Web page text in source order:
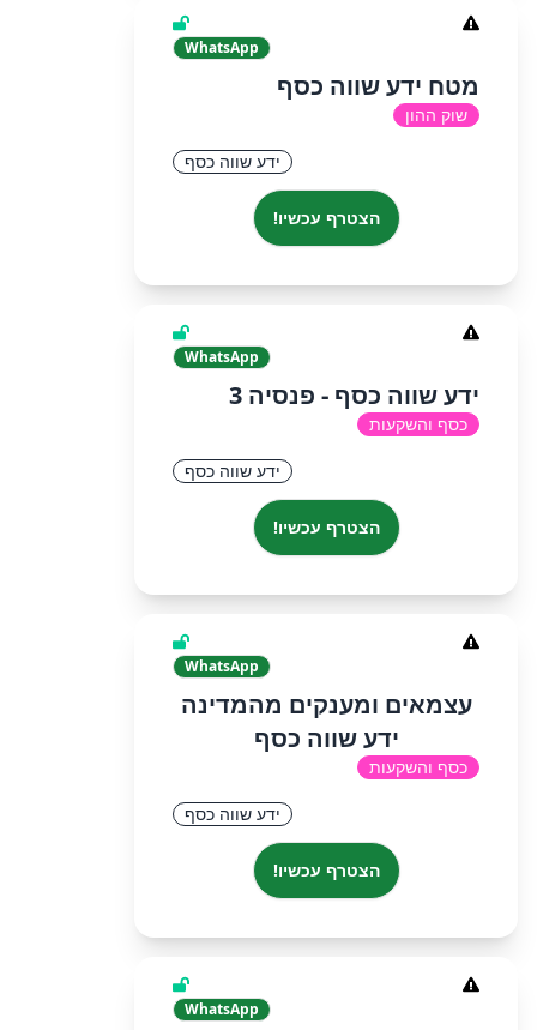
WhatsApp
מטח ידע שווה כסף
שוק ההון
ידע שווה כסף
הצטרף עכשיו!
WhatsApp
ידע שווה כסף - פנסיה 3
כסף והשקעות
ידע שווה כסף
הצטרף עכשיו!
WhatsApp
עצמאים ומענקים מהמדינה
ידע שווה כסף
כסף והשקעות
ידע שווה כסף
הצטרף עכשיו!
WhatsApp